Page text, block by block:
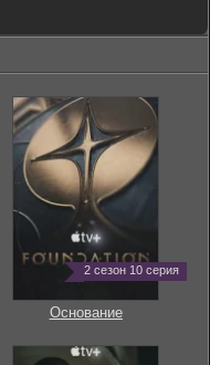
2 сезон 10 серия
Основание